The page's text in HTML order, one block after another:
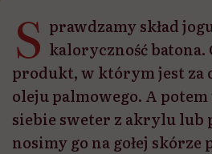
S prawdzamy skład
kaloryczność batona.
produkt, w którym jest za
oleju palmowego. A potem
siebie sweter z akrylu lub
nosimy go na gołej